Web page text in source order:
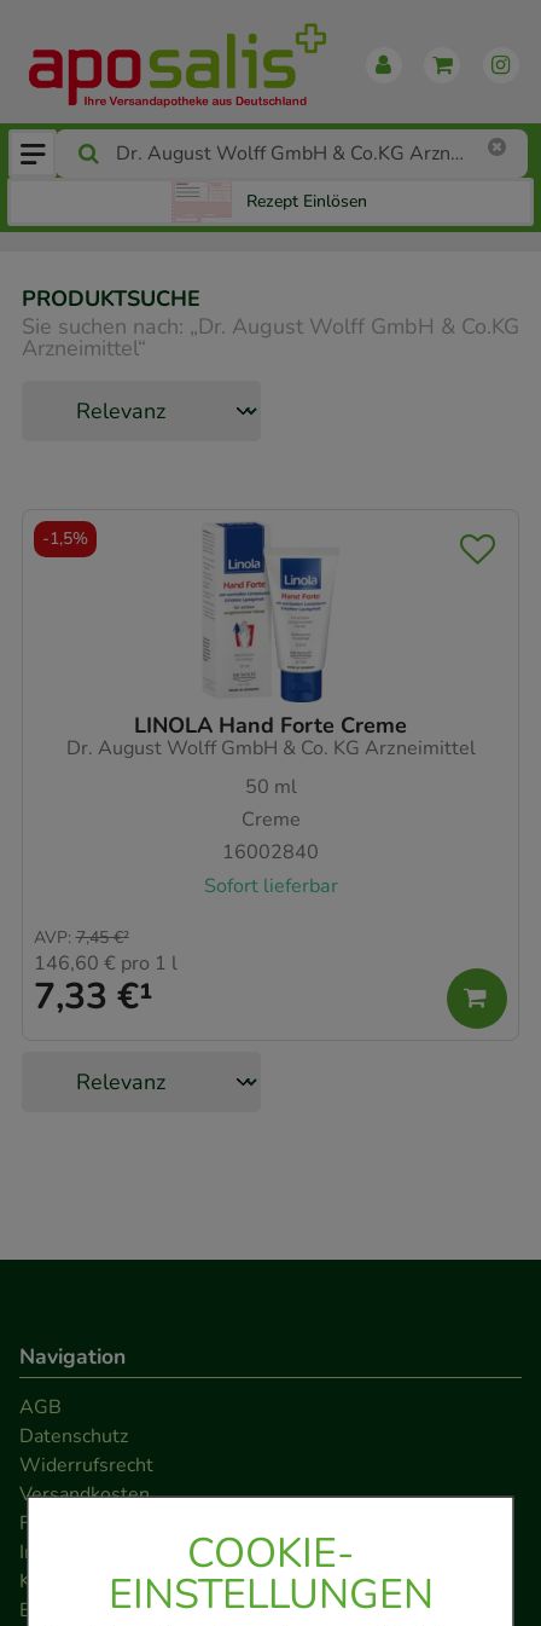
COOKIE-
EINSTELLUNGEN
Rezept Einlösen
PRODUKTSUCHE
Sie suchen nach: „Dr. August Wolff GmbH & Co.KG
Arzneimittel“
LINOLA Hand Forte Creme
Dr. August Wolff GmbH & Co. KG Arzneimittel
50 ml
Creme
16002840
Sofort lieferbar
7,33 €¹
AVP: 7,45 €²
146,60 € pro 1 l
-1,5%
Navigation
AGB
Datenschutz
Widerrufsrecht
Versandkosten
FAQ
Impressum
Kontakt
Barrierefreiheitserklärung